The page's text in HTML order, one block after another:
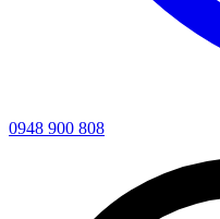
0948 900 808